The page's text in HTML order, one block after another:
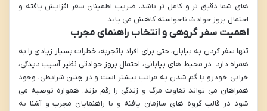
های شما دقیق تر و کامل تر باشد، ضریب اطمینان سفر افزایش یافته و
احتمال بروز حوادث ناخواسته کاهش می یابد.
اهمیت سفر گروهی و انتخاب راهنمای مجرب
تنها سفر کردن به بیابان، حتی برای افراد باتجربه، خطرات بسیار زیادی را به
همراه دارد. در محیط های بیابانی، احتمال بروز حوادثی نظیر آسیب دیدگی،
خرابی خودرو یا گم شدن به مراتب بیشتر است و در چنین شرایطی، وجود
همراهان می تواند تفاوت مرگ و زندگی را رقم بزند. همواره توصیه می
شود در قالب گروه های سازمان یافته و با راهنمایان مجرب و آشنا به